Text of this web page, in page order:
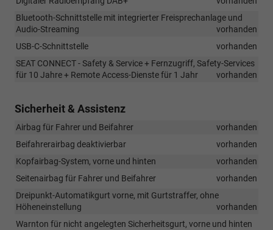
Bluetooth-Schnittstelle mit integrierter Freisprechanlage und
Audio-Streaming
vorhanden
USB-C-Schnittstelle
vorhanden
SEAT CONNECT - Safety & Service + Fernzugriff, Safety-Services
für 10 Jahre + Remote Access-Dienste für 1 Jahr
vorhanden
Sicherheit & Assistenz
Airbag für Fahrer und Beifahrer
vorhanden
Beifahrerairbag deaktivierbar
vorhanden
Kopfairbag-System, vorne und hinten
vorhanden
Seitenairbag für Fahrer und Beifahrer
vorhanden
Dreipunkt-Automatikgurt vorne, mit Gurtstraffer, ohne
Höheneinstellung
vorhanden
Warnton für nicht angelegten Sicherheitsgurt, vorne und hinten